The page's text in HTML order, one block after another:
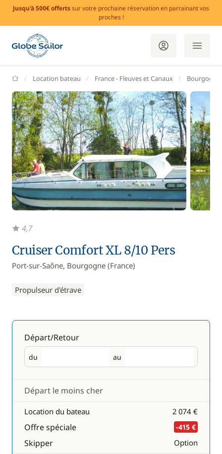
Jusqu'à 500€ offertssur votre prochaine réservation en parrainant vos
proches !
GlobeSailor
Location bateau France - Fleuves et Canaux Bourgogne
Cruiser Comfort XL 8/10 Pers
Port-sur-Saône, Bourgogne (France)
Propulseur d'étrave
4,7
Départ/Retour
du
Départ au
Retour
Départ le moins cher
Location du bateau 2 074 €
Offre spéciale -415 €
Skipper Option